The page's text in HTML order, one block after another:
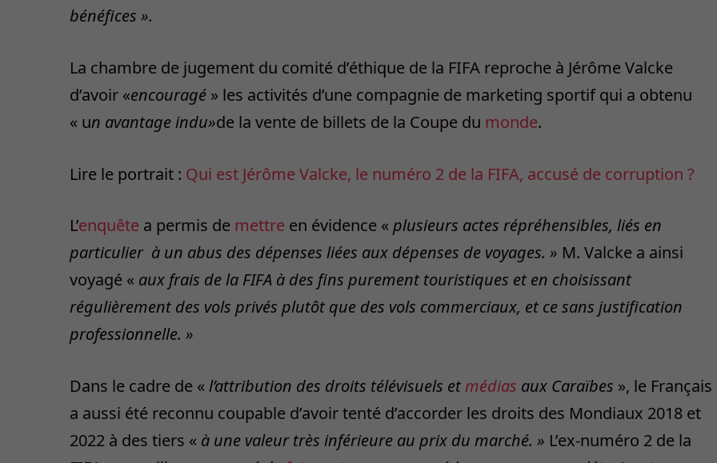
bénéfices ».
La chambre de jugement du comité d’éthique de la FIFA reproche à Jérôme Valcke
d’avoir «encouragé » les activités d’une compagnie de marketing sportif qui a obtenu
« un avantage indu»de la vente de billets de la Coupe du monde.
Lire le portrait : Qui est Jérôme Valcke, le numéro 2 de la FIFA, accusé de corruption ?
L’enquête a permis de mettre en évidence « plusieurs actes répréhensibles, liés en
particulier à un abus des dépenses liées aux dépenses de voyages. » M. Valcke a ainsi
voyagé « aux frais de la FIFA à des fins purement touristiques et en choisissant
régulièrement des vols privés plutôt que des vols commerciaux, et ce sans justification
professionnelle. »
Dans le cadre de « l’attribution des droits télévisuels etmédias aux Caraïbes », le Français
a aussi été reconnu coupable d’avoir tenté d’accorder les droits des Mondiaux 2018 et
2022 à des tiers « à une valeur très inférieure au prix du marché. » L’ex-numéro 2 de la